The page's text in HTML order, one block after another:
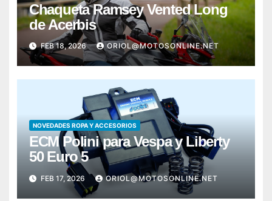
Chaqueta Ramsey Vented Long
de Acerbis
FEB 18, 2026 ORIOL@MOTOSONLINE.NET
NOVEDADES ROPA Y ACCESORIOS
ECM Polini para Vespa y Liberty
50 Euro 5
FEB 17, 2026 ORIOL@MOTOSONLINE.NET